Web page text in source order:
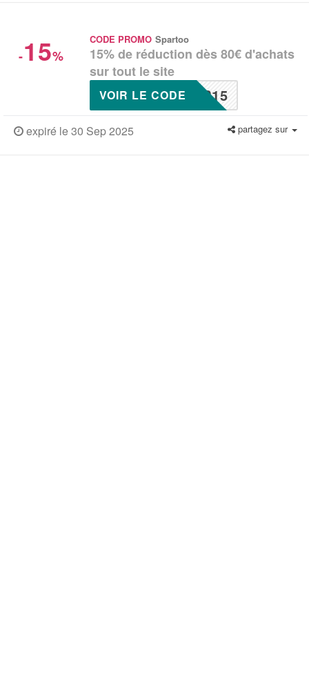
-15%
CODE PROMO Spartoo
15% de réduction dès 80€ d'achats
sur tout le site
P15
VOIR LE CODE
expiré le 30 Sep 2025 partagez sur